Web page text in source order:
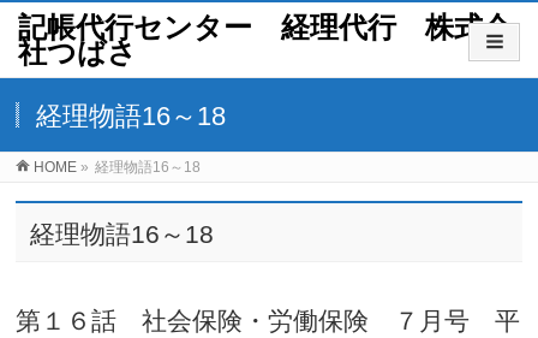
記帳代行センター 経理代行 株式会
社つばさ
経理物語16～18
HOME » 経理物語16～18
経理物語16～18
第１６話 社会保険・労働保険 ７月号 平